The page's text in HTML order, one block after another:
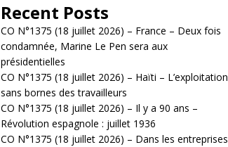
Recent Posts
CO N°1375 (18 juillet 2026) – France – Deux fois
condamnée, Marine Le Pen sera aux
présidentielles
CO N°1375 (18 juillet 2026) – Haïti – L’exploitation
sans bornes des travailleurs
CO N°1375 (18 juillet 2026) – Il y a 90 ans –
Révolution espagnole : juillet 1936
CO N°1375 (18 juillet 2026) – Dans les entreprises